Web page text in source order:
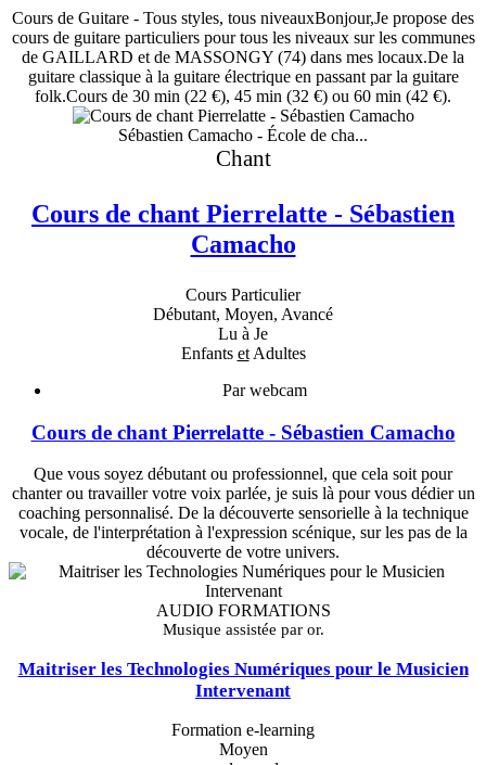
Cours de Guitare - Tous styles, tous niveauxBonjour,Je propose des
cours de guitare particuliers pour tous les niveaux sur les communes
de GAILLARD et de MASSONGY (74) dans mes locaux.De la
guitare classique à la guitare électrique en passant par la guitare
folk.Cours de 30 min (22 €), 45 min (32 €) ou 60 min (42 €).
Sébastien Camacho - École de cha...
Chant
Cours de chant Pierrelatte - Sébastien
Camacho
Cours Particulier
Débutant, Moyen, Avancé
Lu à Je
Enfants etAdultes
Par webcam
Cours de chant Pierrelatte - Sébastien Camacho
Que vous soyez débutant ou professionnel, que cela soit pour
chanter ou travailler votre voix parlée, je suis là pour vous dédier un
coaching personnalisé. De la découverte sensorielle à la technique
vocale, de l'interprétation à l'expression scénique, sur les pas de la
découverte de votre univers.
AUDIO FORMATIONS
Musique assistée par or.
Maitriser les Technologies Numériques pour le Musicien
Intervenant
Formation e-learning
Moyen